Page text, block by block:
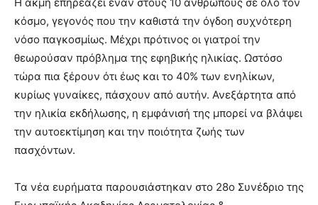
κόσμο, γεγονός που την καθιστά την όγδοη συχνότερη
νόσο παγκοσμίως. Μέχρι πρότινος οι γιατροί την
θεωρούσαν πρόβλημα της εφηβικής ηλικίας. Ωστόσο
τώρα πια ξέρουν ότι έως και το 40% των ενηλίκων,
κυρίως γυναίκες, πάσχουν από αυτήν. Ανεξάρτητα από
την ηλικία εκδήλωσης, η εμφάνισή της μπορεί να βλάψει
την αυτοεκτίμηση και την ποιότητα ζωής των
πασχόντων.
Τα νέα ευρήματα παρουσιάστηκαν στο 28ο Συνέδριο της